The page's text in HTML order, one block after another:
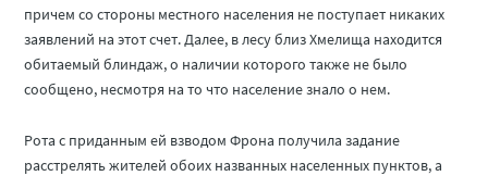
причем со стороны местного населения не поступает никаких
заявлений на этот счет. Далее, в лесу близ Хмелища находится
обитаемый блиндаж, о наличии которого также не было
сообщено, несмотря на то что население знало о нем.
Рота с приданным ей взводом Фрона получила задание
расстрелять жителей обоих названных населенных пунктов, а